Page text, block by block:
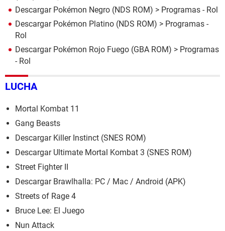
Descargar Pokémon Negro (NDS ROM) > Programas - Rol
Descargar Pokémon Platino (NDS ROM) > Programas -
Rol
Descargar Pokémon Rojo Fuego (GBA ROM) > Programas
- Rol
LUCHA
Mortal Kombat 11
Gang Beasts
Descargar Killer Instinct (SNES ROM)
Descargar Ultimate Mortal Kombat 3 (SNES ROM)
Street Fighter II
Descargar Brawlhalla: PC / Mac / Android (APK)
Streets of Rage 4
Bruce Lee: El Juego
Nun Attack